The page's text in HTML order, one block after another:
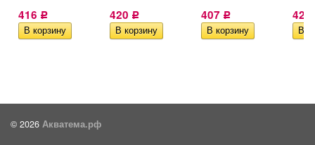
416 Р 420 Р 407 Р 427
© 2026 Акватема.рф